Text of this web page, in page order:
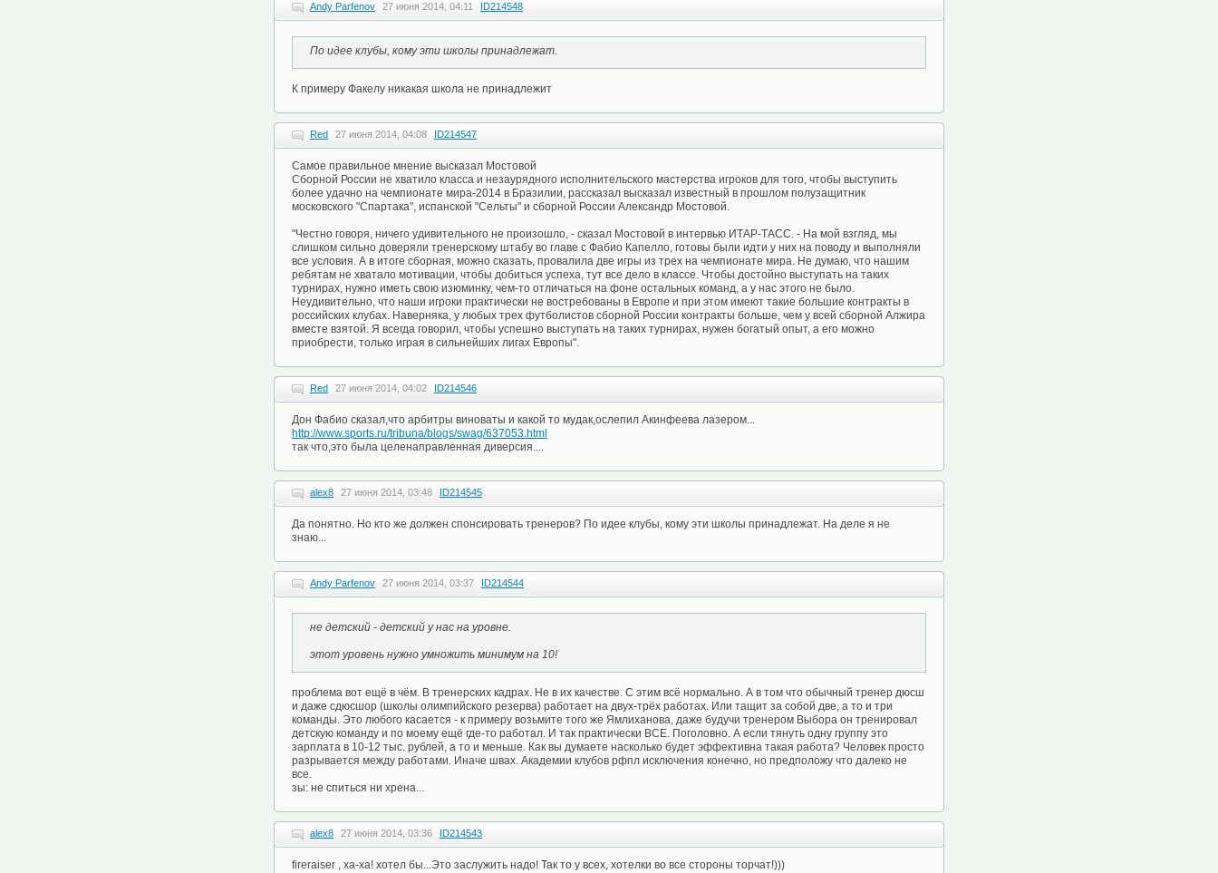
Andy Parfenov 27 июня 2014, 04:11 ID214548
По идее клубы, кому эти школы принадлежат.
К примеру Факелу никакая школа не принадлежит
Red 27 июня 2014, 04:08 ID214547
Самое правильное мнение высказал Мостовой
Сборной России не хватило класса и незаурядного исполнительского мастерства игроков для того, чтобы выступить
более удачно на чемпионате мира-2014 в Бразилии, рассказал высказал известный в прошлом полузащитник
московского "Спартака", испанской "Сельты" и сборной России Александр Мостовой.
"Честно говоря, ничего удивительного не произошло, - сказал Мостовой в интервью ИТАР-ТАСС. - На мой взгляд, мы
слишком сильно доверяли тренерскому штабу во главе с Фабио Капелло, готовы были идти у них на поводу и выполняли
все условия. А в итоге сборная, можно сказать, провалила две игры из трех на чемпионате мира. Не думаю, что нашим
ребятам не хватало мотивации, чтобы добиться успеха, тут все дело в классе. Чтобы достойно выступать на таких
турнирах, нужно иметь свою изюминку, чем-то отличаться на фоне остальных команд, а у нас этого не было.
Неудивительно, что наши игроки практически не востребованы в Европе и при этом имеют такие большие контракты в
российских клубах. Наверняка, у любых трех футболистов сборной России контракты больше, чем у всей сборной Алжира
вместе взятой. Я всегда говорил, чтобы успешно выступать на таких турнирах, нужен богатый опыт, а его можно
приобрести, только играя в сильнейших лигах Европы".
Red 27 июня 2014, 04:02 ID214546
Дон Фабио сказал,что арбитры виноваты и какой то мудак,ослепил Акинфеева лазером...
http://www.sports.ru/tribuna/blogs/swag/637053.html
так что,это была целенаправленная диверсия....
alex8 27 июня 2014, 03:48 ID214545
Да понятно. Но кто же должен спонсировать тренеров? По идее клубы, кому эти школы принадлежат. На деле я не
знаю...
Andy Parfenov 27 июня 2014, 03:37 ID214544
не детский - детский у нас на уровне.
этот уровень нужно умножить минимум на 10!
проблема вот ещё в чём. В тренерских кадрах. Не в их качестве. С этим всё нормально. А в том что обычный тренер дюсш
и даже сдюсшор (школы олимпийского резерва) работает на двух-трёх работах. Или тащит за собой две, а то и три
команды. Это любого касается - к примеру возьмите того же Ямлиханова, даже будучи тренером Выбора он тренировал
детскую команду и по моему ещё где-то работал. И так практически ВСЕ. Поголовно. А если тянуть одну группу это
зарплата в 10-12 тыс. рублей, а то и меньше. Как вы думаете насколько будет эффективна такая работа? Человек просто
разрывается между работами. Иначе швах. Академии клубов рфпл исключения конечно, но предположу что далеко не
все.
зы: не спиться ни хрена...
alex8 27 июня 2014, 03:36 ID214543
fireraiser , ха-ха! хотел бы...Это заслужить надо! Так то у всех, хотелки во все стороны торчат!)))